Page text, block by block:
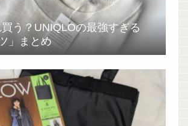
う？UNIQLOの最強すぎる
」まとめ